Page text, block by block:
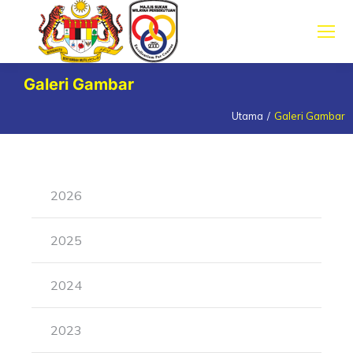
Galeri Gambar
Utama Galeri Gambar
2026
2025
2024
2023